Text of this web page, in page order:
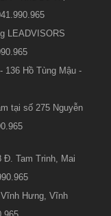
LEADVISORS
136 Hồ Tùng Mậu -
tại số 275 Nguyễn
Đ. Tam Trinh, Mai
Hưng, Vĩnh